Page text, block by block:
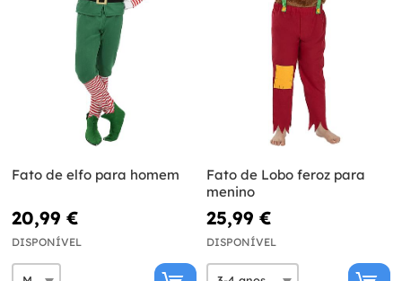
Fato de elfo para homem
20,99 €
DISPONÍVEL
Fato de Lobo feroz para
menino
25,99 €
DISPONÍVEL